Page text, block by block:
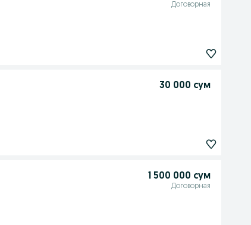
Договорная
30 000 сум
1 500 000 сум
Договорная